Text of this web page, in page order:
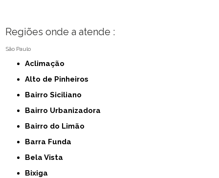
Regiões onde a atende :
São Paulo
Aclimação
Alto de Pinheiros
Bairro Siciliano
Bairro Urbanizadora
Bairro do Limão
Barra Funda
Bela Vista
Bixiga